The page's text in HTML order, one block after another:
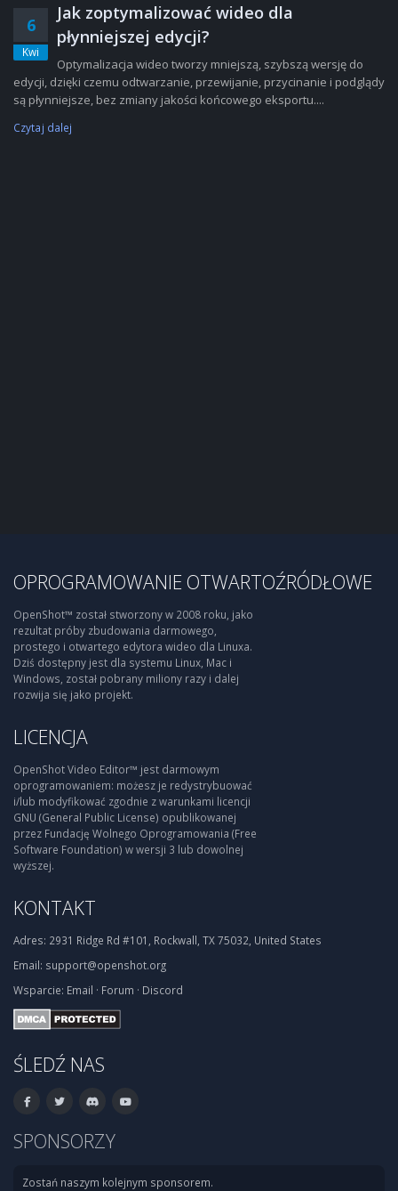
6
Kwi
Jak zoptymalizować wideo dla
płynniejszej edycji?
Optymalizacja wideo tworzy mniejszą, szybszą wersję do
edycji, dzięki czemu odtwarzanie, przewijanie, przycinanie i podglądy
są płynniejsze, bez zmiany jakości końcowego eksportu....
Czytaj dalej
OPROGRAMOWANIE OTWARTOŹRÓDŁOWE
OpenShot™ został stworzony w 2008 roku, jako
rezultat próby zbudowania darmowego,
prostego i otwartego edytora wideo dla Linuxa.
Dziś dostępny jest dla systemu Linux, Mac i
Windows, został pobrany miliony razy i dalej
rozwija się jako projekt.
LICENCJA
OpenShot Video Editor™ jest darmowym
oprogramowaniem: możesz je redystrybuować
i/lub modyfikować zgodnie z warunkami licencji
GNU (General Public License) opublikowanej
przez Fundację Wolnego Oprogramowania (Free
Software Foundation) w wersji 3 lub dowolnej
wyższej.
KONTAKT
Adres: 2931 Ridge Rd #101, Rockwall, TX 75032, United States
Email: support@openshot.org
Wsparcie: Email · Forum · Discord
ŚLEDŹ NAS
SPONSORZY
Zostań naszym kolejnym sponsorem.